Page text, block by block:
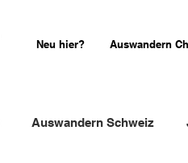
Neu hier? Auswandern
Auswandern Schweiz